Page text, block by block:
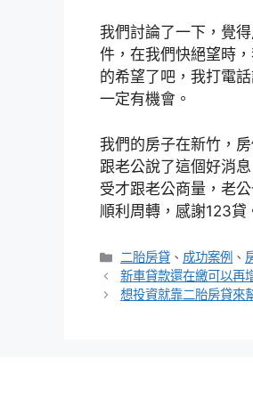
我們討論了一下，覺
件，在我們快絕望時
的希望了吧，我打電
一定有機會。
我們的房子在新竹，
跟老公說了這個好消
受才跟老公商量，老
順利周轉，感謝123貸
分
類
二胎房貸 、 成功案例 、
新車貸款還在繳可以再
想投資就靠二胎房貸來